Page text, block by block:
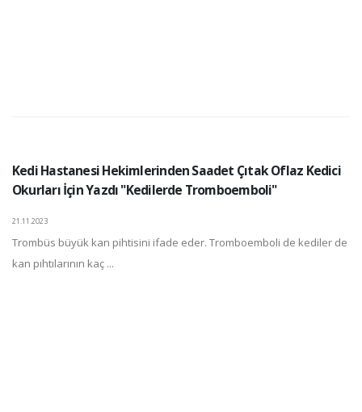
Kedi Hastanesi Hekimlerinden Saadet Çıtak Oflaz Kedici
Okurları İçin Yazdı "Kedilerde Tromboemboli"
21.11.2023
Trombüs büyük kan pihtisini ifade eder. Tromboemboli de kediler de
kan pıhtılarının kaç ...